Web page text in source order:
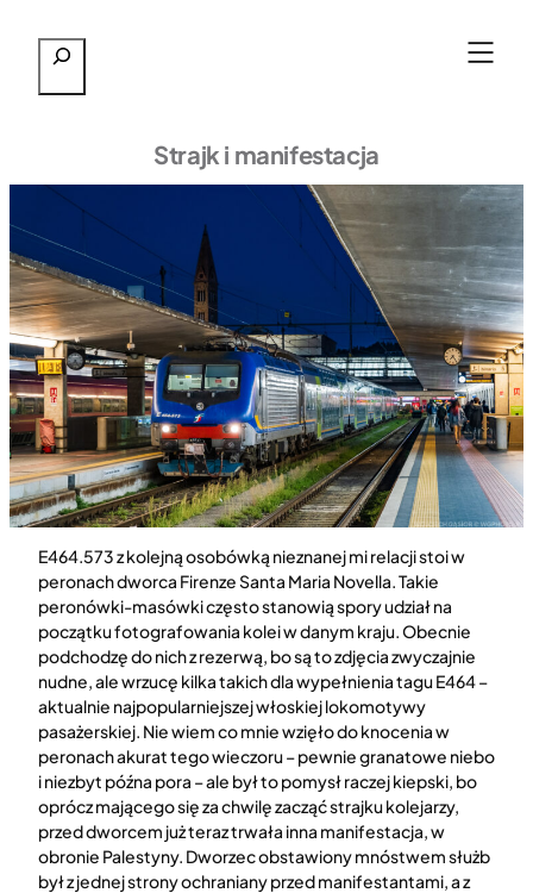
treści
Szukaj
Strajk i manifestacja
E464.573 z kolejną osobówką nieznanej mi relacji stoi w
peronach dworca Firenze Santa Maria Novella. Takie
peronówki-masówki często stanowią spory udział na
początku fotografowania kolei w danym kraju. Obecnie
podchodzę do nich z rezerwą, bo są to zdjęcia zwyczajnie
nudne, ale wrzucę kilka takich dla wypełnienia tagu E464 –
aktualnie najpopularniejszej włoskiej lokomotywy
pasażerskiej. Nie wiem co mnie wzięło do knocenia w
peronach akurat tego wieczoru – pewnie granatowe niebo
i niezbyt późna pora – ale był to pomysł raczej kiepski, bo
oprócz mającego się za chwilę zacząć strajku kolejarzy,
przed dworcem już teraz trwała inna manifestacja, w
obronie Palestyny. Dworzec obstawiony mnóstwem służb
był z jednej strony ochraniany przed manifestantami, a z